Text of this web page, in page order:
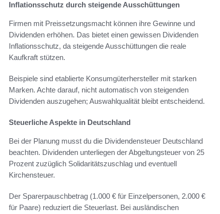
Inflationsschutz durch steigende Ausschüttungen
Firmen mit Preissetzungsmacht können ihre Gewinne und
Dividenden erhöhen. Das bietet einen gewissen Dividenden
Inflationsschutz, da steigende Ausschüttungen die reale
Kaufkraft stützen.
Beispiele sind etablierte Konsumgüterhersteller mit starken
Marken. Achte darauf, nicht automatisch von steigenden
Dividenden auszugehen; Auswahlqualität bleibt entscheidend.
Steuerliche Aspekte in Deutschland
Bei der Planung musst du die Dividendensteuer Deutschland
beachten. Dividenden unterliegen der Abgeltungsteuer von 25
Prozent zuzüglich Solidaritätszuschlag und eventuell
Kirchensteuer.
Der Sparerpauschbetrag (1.000 € für Einzelpersonen, 2.000 €
für Paare) reduziert die Steuerlast. Bei ausländischen